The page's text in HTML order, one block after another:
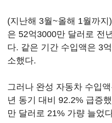
(지난해 3월~올해 1월까
은 52억3000만 달러로 전
다. 같은 기간 수입액은 3
소했다.
그러나 완성 자동차 수입
년 동기 대비 92.2% 급증
만 달러로 21% 가량 늘었